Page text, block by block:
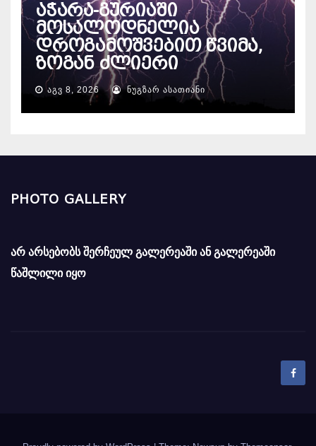
აჭარა-გურიაში
მოსალოდნელია
დროგამოშვებით წვიმა,
ზოგან ძლიერი
ᲐᲒᲕ 8, 2026 ᲜᲣᲒᲖᲐᲠ ᲐᲡᲐᲗᲘᲐᲜᲘ
PHOTO GALLERY
არ არსებობს შერჩეულ გალერეაში ან გალერეაში
წაშლილი იყო